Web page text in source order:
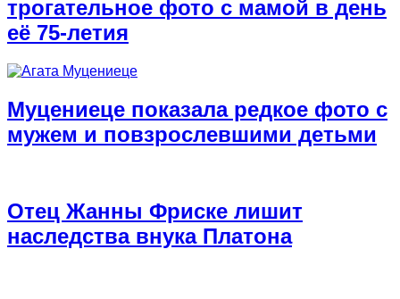
трогательное фото с мамой в день
её 75-летия
Муцениеце показала редкое фото с
мужем и повзрослевшими детьми
Отец Жанны Фриске лишит
наследства внука Платона